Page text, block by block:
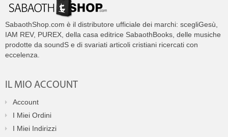
SabaothShop.com è il distributore ufficiale dei marchi: scegliGesù,
IAM REV, PUREX, della casa editrice SabaothBooks, delle musiche
prodotte da soundS e di svariati articoli cristiani ricercati con
eccelenza.
IL MIO ACCOUNT
Account
I Miei Ordini
I Miei Indirizzi